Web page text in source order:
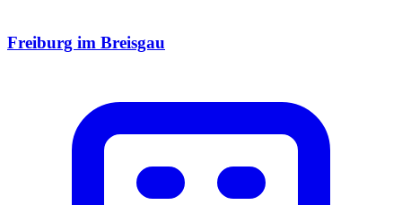
Freiburg im Breisgau